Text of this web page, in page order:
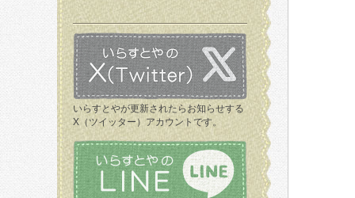
いらすとやが更新されたらお知らせする
X（ツイッター）アカウントです。